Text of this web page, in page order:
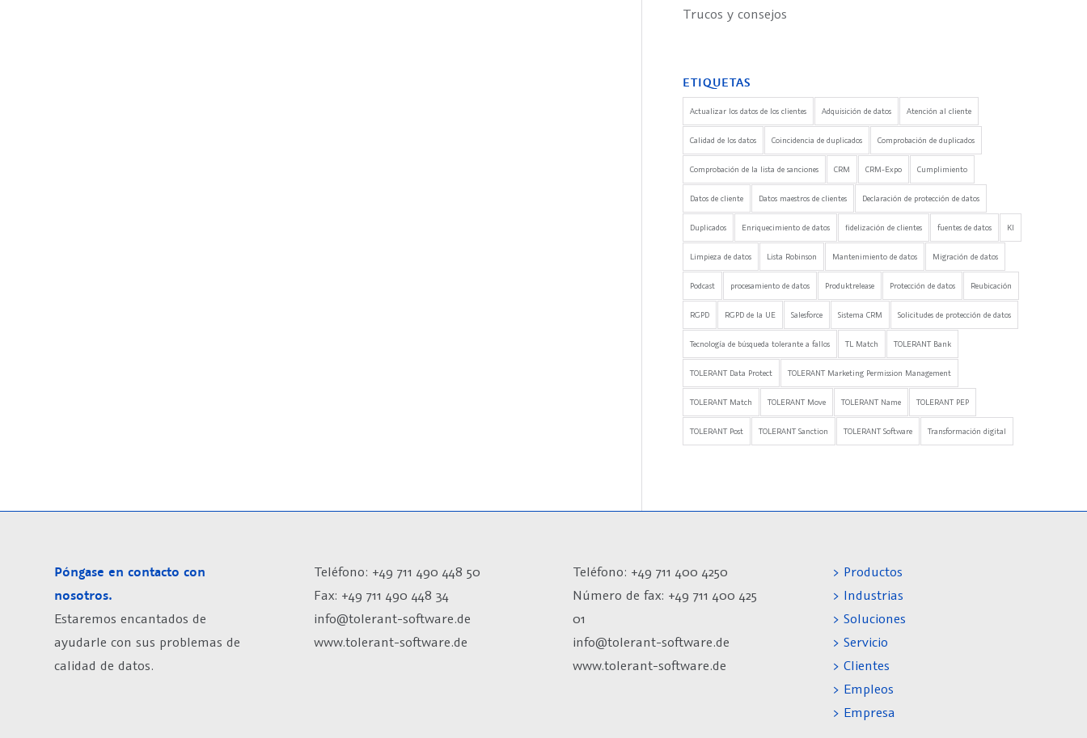
Trucos y consejos
ETIQUETAS
Actualizar los datos de los clientes Adquisición de datos Atención al cliente
Calidad de los datos Coincidencia de duplicados Comprobación de duplicados
Comprobación de la lista de sanciones CRM CRM-Expo Cumplimiento
Datos de cliente Datos maestros de clientes Declaración de protección de datos
Duplicados Enriquecimiento de datos fidelización de clientes fuentes de datos KI
Limpieza de datos Lista Robinson Mantenimiento de datos Migración de datos
Podcast procesamiento de datos Produktrelease Protección de datos Reubicación
RGPD RGPD de la UE Salesforce Sistema CRM Solicitudes de protección de datos
Tecnología de búsqueda tolerante a fallos TL Match TOLERANT Bank
TOLERANT Data Protect TOLERANT Marketing Permission Management
TOLERANT Match TOLERANT Move TOLERANT Name TOLERANT PEP
TOLERANT Post TOLERANT Sanction TOLERANT Software Transformación digital
Póngase en contacto con
nosotros.
Estaremos encantados de
ayudarle con sus problemas de
calidad de datos.
Teléfono: +49 711 490 448 50
Fax: +49 711 490 448 34
info@tolerant-software.de
www.tolerant-software.de
Teléfono: +49 711 400 4250
Número de fax: +49 711 400 425
01
info@tolerant-software.de
www.tolerant-software.de
> Productos
> Industrias
> Soluciones
> Servicio
> Clientes
> Empleos
> Empresa